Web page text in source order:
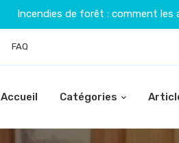
Incendies de forêt : comment les
FAQ
Accueil Catégories